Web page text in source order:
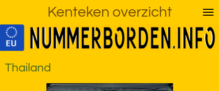
naar
de
Kenteken overzicht
Thailand